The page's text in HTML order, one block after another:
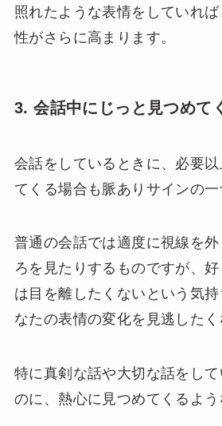
照れたような表情をしていれ
性がさらに高まります。
3. 会話中にじっと見つめて
会話をしているときに、必要
てくる場合も脈ありサインの一
普通の会話では適度に視線を
ろを見たりするものですが、
は目を離したくないという気
なたの表情の変化を見逃したく
特に真剣な話や大切な話をし
のに、熱心に見つめてくるよう